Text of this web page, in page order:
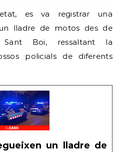
es va registrar una
lladre de motos des de
Boi, ressaltant la
policials de diferents
un lladre de